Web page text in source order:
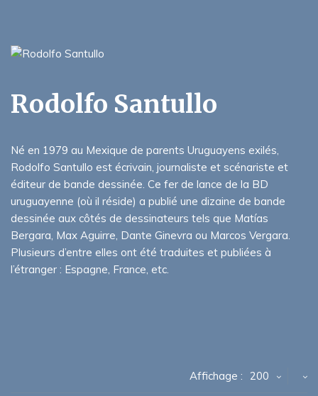
Rodolfo Santullo
Né en 1979 au Mexique de parents Uruguayens exilés,
Rodolfo Santullo est écrivain, journaliste et scénariste et
éditeur de bande dessinée. Ce fer de lance de la BD
uruguayenne (où il réside) a publié une dizaine de bande
dessinée aux côtés de dessinateurs tels que Matías
Bergara, Max Aguirre, Dante Ginevra ou Marcos Vergara.
Plusieurs d’entre elles ont été traduites et publiées à
l’étranger : Espagne, France, etc.
Affichage : 200